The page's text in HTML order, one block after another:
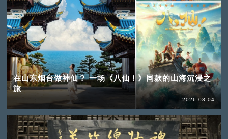
在山东烟台做神仙？ 一场《八仙！》同款的山海沉浸之
旅
2026-08-04